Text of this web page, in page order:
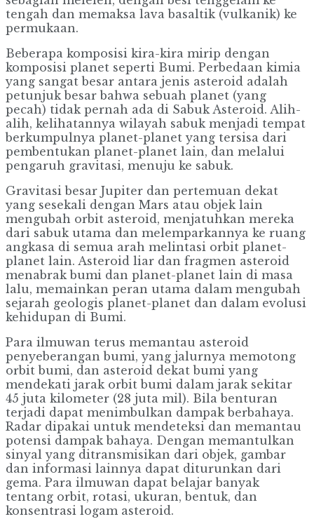
tengah dan memaksa lava basaltik (vulkanik) ke
permukaan.
Beberapa komposisi kira-kira mirip dengan
komposisi planet seperti Bumi. Perbedaan kimia
yang sangat besar antara jenis asteroid adalah
petunjuk besar bahwa sebuah planet (yang
pecah) tidak pernah ada di Sabuk Asteroid. Alih-
alih, kelihatannya wilayah sabuk menjadi tempat
berkumpulnya planet-planet yang tersisa dari
pembentukan planet-planet lain, dan melalui
pengaruh gravitasi, menuju ke sabuk.
Gravitasi besar Jupiter dan pertemuan dekat
yang sesekali dengan Mars atau objek lain
mengubah orbit asteroid, menjatuhkan mereka
dari sabuk utama dan melemparkannya ke ruang
angkasa di semua arah melintasi orbit planet-
planet lain. Asteroid liar dan fragmen asteroid
menabrak bumi dan planet-planet lain di masa
lalu, memainkan peran utama dalam mengubah
sejarah geologis planet-planet dan dalam evolusi
kehidupan di Bumi.
Para ilmuwan terus memantau asteroid
penyeberangan bumi, yang jalurnya memotong
orbit bumi, dan asteroid dekat bumi yang
mendekati jarak orbit bumi dalam jarak sekitar
45 juta kilometer (28 juta mil). Bila benturan
terjadi dapat menimbulkan dampak berbahaya.
Radar dipakai untuk mendeteksi dan memantau
potensi dampak bahaya. Dengan memantulkan
sinyal yang ditransmisikan dari objek, gambar
dan informasi lainnya dapat diturunkan dari
gema. Para ilmuwan dapat belajar banyak
tentang orbit, rotasi, ukuran, bentuk, dan
konsentrasi logam asteroid.